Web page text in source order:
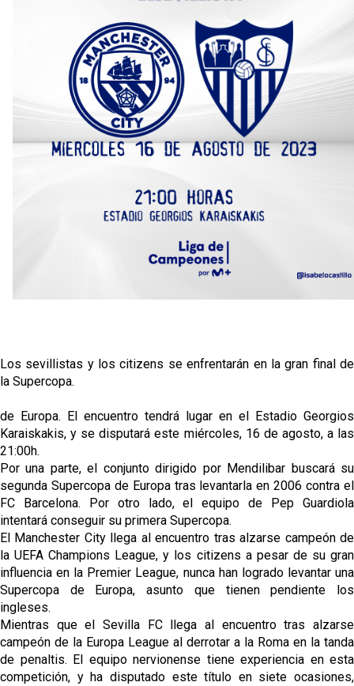
OFICIAL | Juanlu se marcha al Bournemouth
El Sevilla FC trabaja en la contratación de George
Joan Jordán podría tener al Estrela Amadora como
destino este lunes
El Sevilla FC Femenino ya conoce su rival para
Los sevillistas y los citizens se enfrentarán en la gran final de
la Supercopa.
de Europa. El encuentro tendrá lugar en el Estadio Georgios
Karaiskakis, y se disputará este miércoles, 16 de agosto, a las
21:00h.
Por una parte, el conjunto dirigido por Mendilibar buscará su
segunda Supercopa de Europa tras levantarla en 2006 contra el
FC Barcelona. Por otro lado, el equipo de Pep Guardiola
intentará conseguir su primera Supercopa.
El Manchester City llega al encuentro tras alzarse campeón de
la UEFA Champions League, y los citizens a pesar de su gran
influencia en la Premier League, nunca han logrado levantar una
Supercopa de Europa, asunto que tienen pendiente los
ingleses.
Mientras que el Sevilla FC llega al encuentro tras alzarse
campeón de la Europa League al derrotar a la Roma en la tanda
de penaltis. El equipo nervionense tiene experiencia en esta
competición, y ha disputado este título en siete ocasiones,